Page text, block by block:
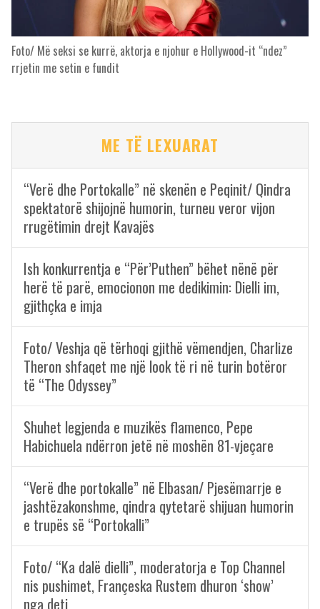
Foto/ Më seksi se kurrë, aktorja e njohur e Hollywood-it “ndez”
rrjetin me setin e fundit
ME TË LEXUARAT
“Verë dhe Portokalle” në skenën e Peqinit/ Qindra
spektatorë shijojnë humorin, turneu veror vijon
rrugëtimin drejt Kavajës
Ish konkurrentja e “Për’Puthen” bëhet nënë për
herë të parë, emocionon me dedikimin: Dielli im,
gjithçka e imja
Foto/ Veshja që tërhoqi gjithë vëmendjen, Charlize
Theron shfaqet me një look të ri në turin botëror
të “The Odyssey”
Shuhet legjenda e muzikës flamenco, Pepe
Habichuela ndërron jetë në moshën 81-vjeçare
“Verë dhe portokalle” në Elbasan/ Pjesëmarrje e
jashtëzakonshme, qindra qytetarë shijuan humorin
e trupës së “Portokalli”
Foto/ “Ka dalë dielli”, moderatorja e Top Channel
nis pushimet, Françeska Rustem dhuron ‘show’
nga deti